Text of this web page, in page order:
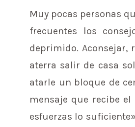
Muy pocas personas
frecuentes los
deprimido.
aterra salir de casa
atarle un bloque de
mensaje que recibe
esfuerzas lo